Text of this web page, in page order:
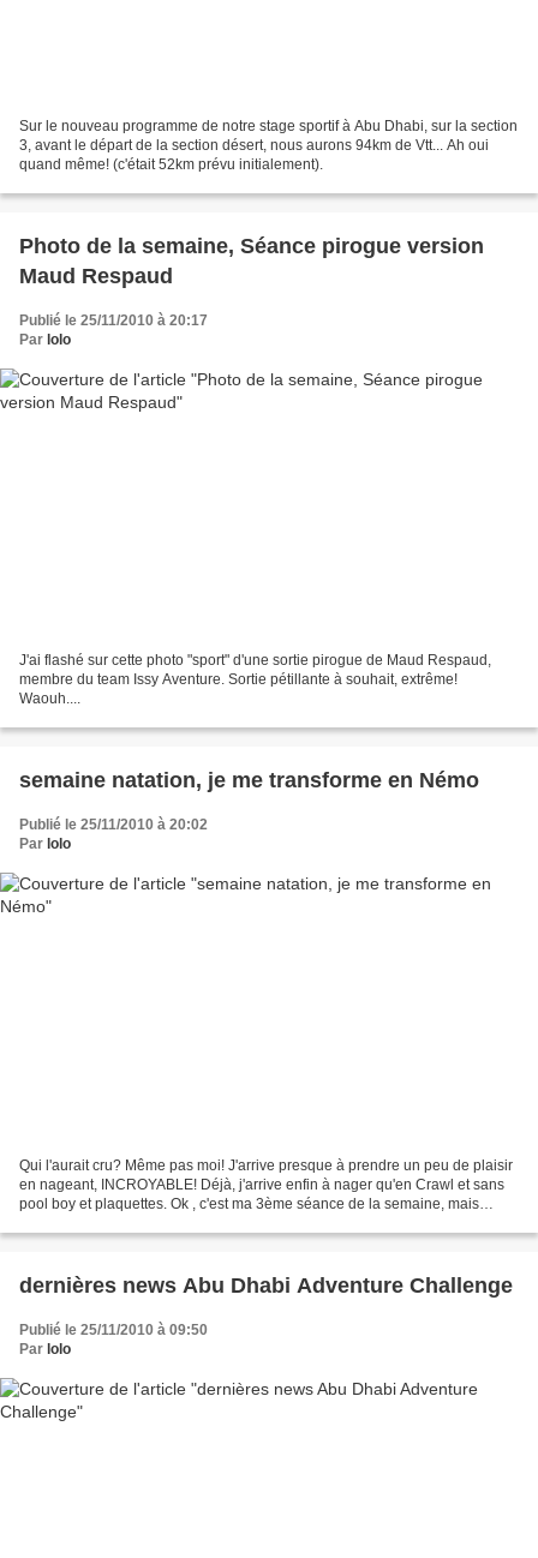
Sur le nouveau programme de notre stage sportif à Abu Dhabi, sur la section
3, avant le départ de la section désert, nous aurons 94km de Vtt... Ah oui
quand même! (c'était 52km prévu initialement).
Photo de la semaine, Séance pirogue version
Maud Respaud
Publié le 25/11/2010 à 20:17
Par lolo
J'ai flashé sur cette photo "sport" d'une sortie pirogue de Maud Respaud,
membre du team Issy Aventure. Sortie pétillante à souhait, extrême!
Waouh....
semaine natation, je me transforme en Némo
Publié le 25/11/2010 à 20:02
Par lolo
Qui l'aurait cru? Même pas moi! J'arrive presque à prendre un peu de plaisir
en nageant, INCROYABLE! Déjà, j'arrive enfin à nager qu'en Crawl et sans
pool boy et plaquettes. Ok , c'est ma 3ème séance de la semaine, mais
dernières news Abu Dhabi Adventure Challenge
Publié le 25/11/2010 à 09:50
Par lolo